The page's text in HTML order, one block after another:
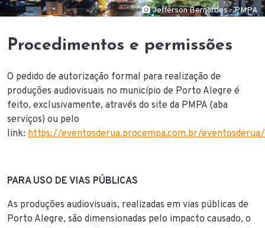
Jefferson Bernardes - PMPA
Procedimentos e permissões
O pedido de autorização formal para realização de
produções audiovisuais no município de Porto Alegre é
feito, exclusivamente, através do site da PMPA (aba
serviços) ou pelo
link: https://eventosderua.procempa.com.br/
PARA USO DE VIAS PÚBLICAS
As produções audiovisuais, realizadas em vias públicas de
Porto Alegre, são dimensionadas pelo impacto causado, o